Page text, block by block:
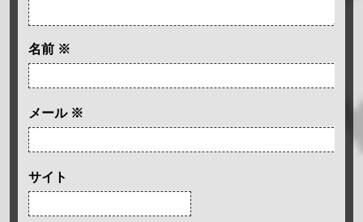
名前 ※
メール ※
サイト